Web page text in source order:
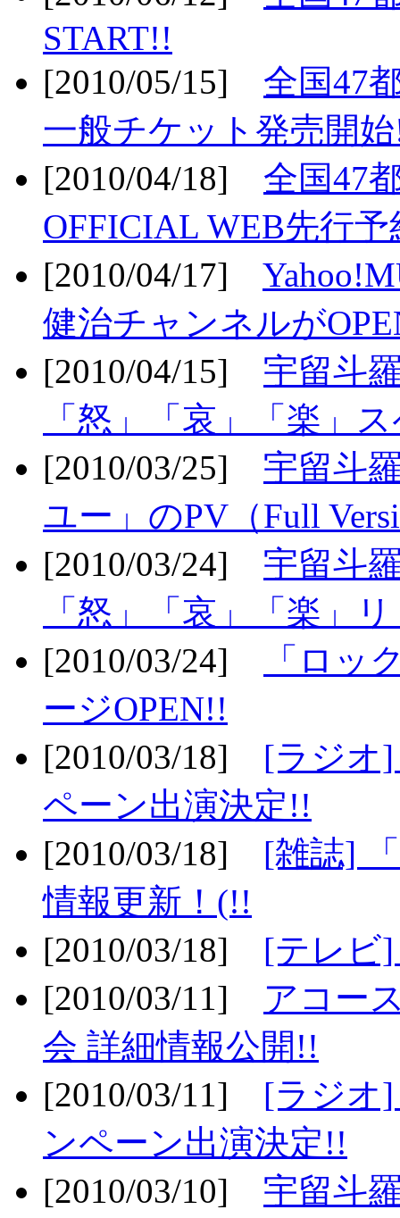
START!!
[2010/05/15] 全国47
一般チケット発売開
[2010/04/18] 全国47
OFFICIAL WEB先行
[2010/04/17]
健治チャンネルが
[2010/04/15] 宇留斗
「怒」「哀」「楽」
[2010/03/25] 宇留斗
ユー」のPV（Full
[2010/03/24] 宇留斗
「怒」「哀」「楽」
[2010/03/24]
「ロッ
ージOPEN!!
[2010/03/18] [ラジオ
ペーン出演決定!!
[2010/03/18] [雑誌]
情報更新！(!!
[2010/03/18] [テレビ
[2010/03/11] アコー
会 詳細情報公開!!
[2010/03/11] [ラジオ
ンペーン出演決定!!
[2010/03/10] 宇留斗